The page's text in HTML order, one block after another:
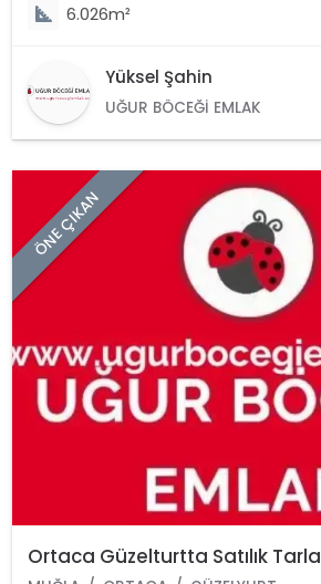
6.026m²
Yüksel Şahin
UĞUR BÖCEĞI EMLAK
ÖNE ÇIKAN
Ortaca Güzelturtta Satılık Tarla